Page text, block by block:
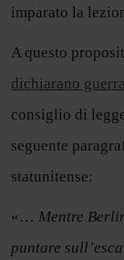
imparato la
A questo
dichiarano
consiglio di
seguente
statunitense:
«… Mentre
puntare